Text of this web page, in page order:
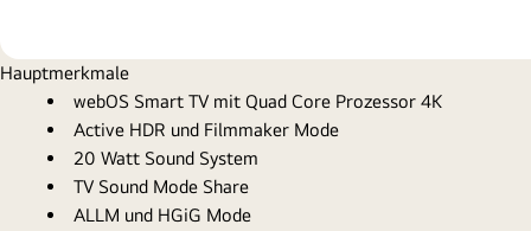
Hauptmerkmale
webOS Smart TV mit Quad Core Prozessor 4K
Active HDR und Filmmaker Mode
20 Watt Sound System
TV Sound Mode Share
ALLM und HGiG Mode